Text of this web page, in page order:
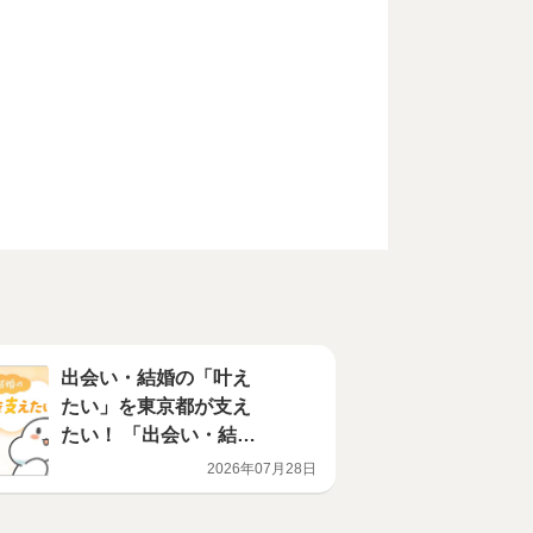
出会い・結婚の「叶え
たい」を東京都が支え
たい！ 「出会い・結
婚」をテーマとした動
画を公開しました！
2026年07月28日